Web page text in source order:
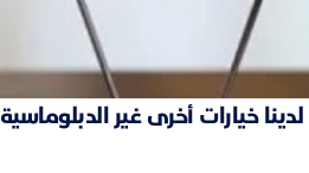
خيارات أخرى غير الدبلوماسية